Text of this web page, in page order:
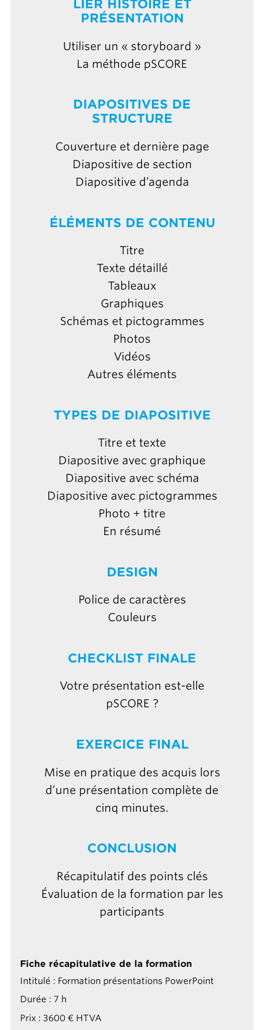
LIER HISTOIRE ET
PRÉSENTATION
Utiliser un « storyboard »
La méthode pSCORE
DIAPOSITIVES DE
STRUCTURE
Couverture et dernière page
Diapositive de section
Diapositive d’agenda
ÉLÉMENTS DE CONTENU
Titre
Texte détaillé
Tableaux
Graphiques
Schémas et pictogrammes
Photos
Vidéos
Autres éléments
TYPES DE DIAPOSITIVE
Titre et texte
Diapositive avec graphique
Diapositive avec schéma
Diapositive avec pictogrammes
Photo + titre
En résumé
DESIGN
Police de caractères
Couleurs
CHECKLIST FINALE
Votre présentation est-elle
pSCORE ?
EXERCICE FINAL
Mise en pratique des acquis lors
d’une présentation complète de
cinq minutes.
CONCLUSION
Récapitulatif des points clés
Évaluation de la formation par les
participants
Fiche récapitulative de la formation
Intitulé : Formation présentations PowerPoint
Durée : 7 h
Prix : 3600 € HTVA